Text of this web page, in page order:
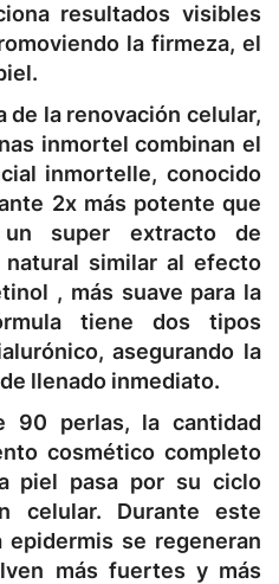
resultados visibles
la firmeza, el
de la renovación celular,
inmortel combinan el
inmortelle, conocido
2x más potente que
super extracto de
similar al efecto
, más suave para la
tiene dos tipos
asegurando la
llenado inmediato.
90 perlas, la cantidad
cosmético completo
piel pasa por su ciclo
celular. Durante este
se regeneran
más fuertes y más